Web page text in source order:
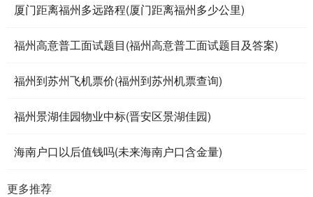
厦门距离福州多远路程(厦门距离福州多少公里)
福州高意普工面试题目(福州高意普工面试题目及答案)
福州到苏州飞机票价(福州到苏州机票查询)
福州景湖佳园物业中标(晋安区景湖佳园)
海南户口以后值钱吗(未来海南户口含金量)
更多推荐